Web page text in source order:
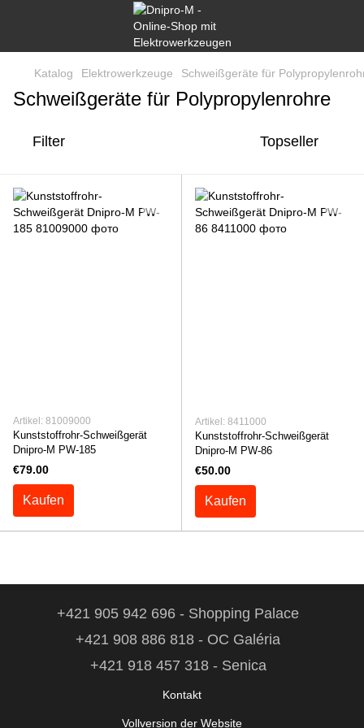
Katalog Elektrowerkzeuge Schweißgeräte für
Schweißgeräte für Polypropylenrohre
Filter Topseller
Artikel: 81009000
Kunststoffrohr-Schweißgerät
Dnipro-M PW-185
€79.00
Kaufen
Artikel: 8411000
Kunststoffrohr-Schweißgerät
Dnipro-M PW-86
€50.00
Kaufen
+421 905 942 696 - Shopping Palace
+421 908 886 818 - OC Galéria
+421 918 457 318 - Senica
Kontakt
Vollversion der Website